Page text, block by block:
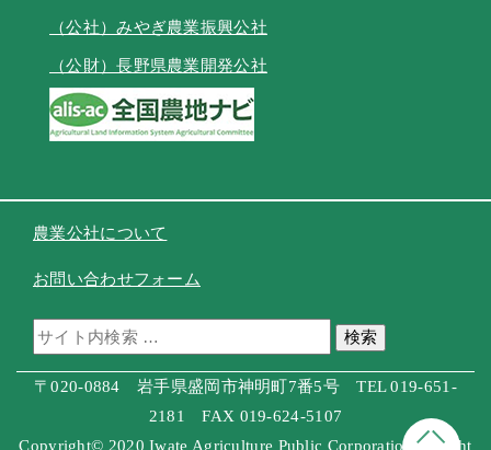
（公社）みやぎ農業振興公社
（公財）長野県農業開発公社
農業公社について
お問い合わせフォーム
検索
〒020-0884 岩手県盛岡市神明町7番5号 TEL 019-651-
2181 FAX 019-624-5107
Copyright© 2020 Iwate Agriculture Public Corporation Allright